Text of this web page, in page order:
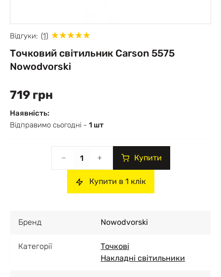
Відгуки: (1)
Точковий світильник Carson 5575
Nowodvorski
719 грн
Наявність:
Відправимо сьогодні - 1 шт
Купити
Купити в 1 клік
Бренд Nowodvorski
Категорії
Точкові
Накладні світильники